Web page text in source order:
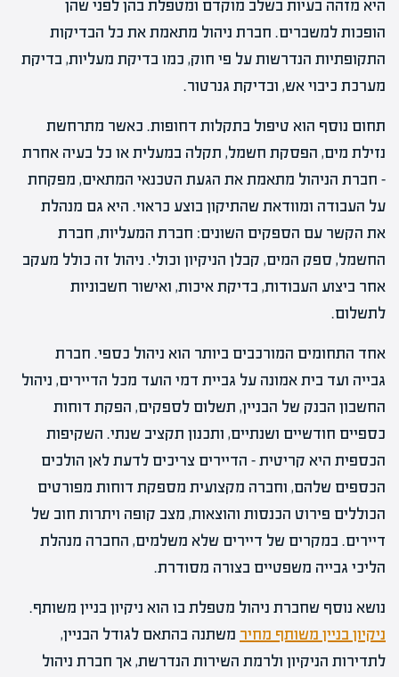
היא מזהה בעיות בשלב מוקדם ומטפלת בהן לפני שהן
הופכות למשברים. חברת ניהול מתאמת את כל הבדיקות
התקופתיות הנדרשות על פי חוק, כמו בדיקת מעליות, בדיקת
מערכת כיבוי אש, ובדיקת גנרטור.
תחום נוסף הוא טיפול בתקלות דחופות. כאשר מתרחשת
נזילת מים, הפסקת חשמל, תקלה במעלית או כל בעיה אחרת
– חברת הניהול מתאמת את הגעת הטכנאי המתאים, מפקחת
על העבודה ומוודאת שהתיקון בוצע כראוי. היא גם מנהלת
את הקשר עם הספקים השונים: חברת המעליות, חברת
החשמל, ספק המים, קבלן הניקיון וכולי. ניהול זה כולל מעקב
אחר ביצוע העבודות, בדיקת איכות, ואישור חשבוניות
לתשלום.
אחד התחומים המורכבים ביותר הוא ניהול כספי. חברת
גבייה ועד בית אמונה על גביית דמי הועד מכל הדיירים, ניהול
החשבון הבנק של הבניין, תשלום לספקים, הפקת דוחות
כספיים חודשיים ושנתיים, ותכנון תקציב שנתי. השקיפות
הכספית היא קריטית – הדיירים צריכים לדעת לאן הולכים
הכספים שלהם, וחברה מקצועית מספקת דוחות מפורטים
הכוללים פירוט הכנסות והוצאות, מצב קופה ויתרות חוב של
דיירים. במקרים של דיירים שלא משלמים, החברה מנהלת
הליכי גבייה משפטיים בצורה מסודרת.
נושא נוסף שחברת ניהול מטפלת בו הוא ניקיון בניין משותף.
ניקיון בניין משותף מחיר משתנה בהתאם לגודל הבניין,
לתדירות הניקיון ולרמת השירות הנדרשת, אך חברת ניהול